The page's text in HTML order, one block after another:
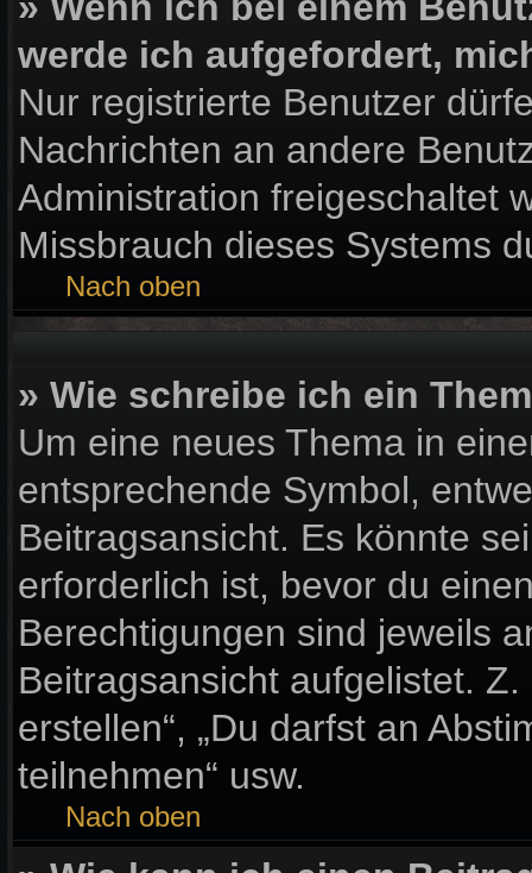
werde ich aufgefordert,
Nur registrierte Benutzer
Nachrichten an andere
Administration freigeschaltet
Missbrauch dieses Systems
Nach oben
» Wie schreibe ich ein
Um eine neues Thema in
entsprechende Symbol,
Beitragsansicht. Es könnte
erforderlich ist, bevor du
Berechtigungen sind jeweils
Beitragsansicht aufgelistet.
erstellen“, „Du darfst an
teilnehmen“ usw.
Nach oben